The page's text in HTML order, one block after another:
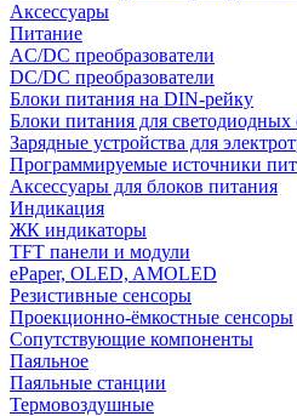
Аксессуары
Питание
AC/DC преобразователи
DC/DC преобразователи
Блоки питания на DIN-рейку
Блоки питания для светодиодных
Зарядные устройства для
Программируемые источники
Аксессуары для блоков питания
Индикация
ЖК индикаторы
TFT панели и модули
ePaper, OLED, AMOLED
Резистивные сенсоры
Проекционно-ёмкостные сенсоры
Сопутствующие компоненты
Паяльное
Паяльные станции
Термовоздушные